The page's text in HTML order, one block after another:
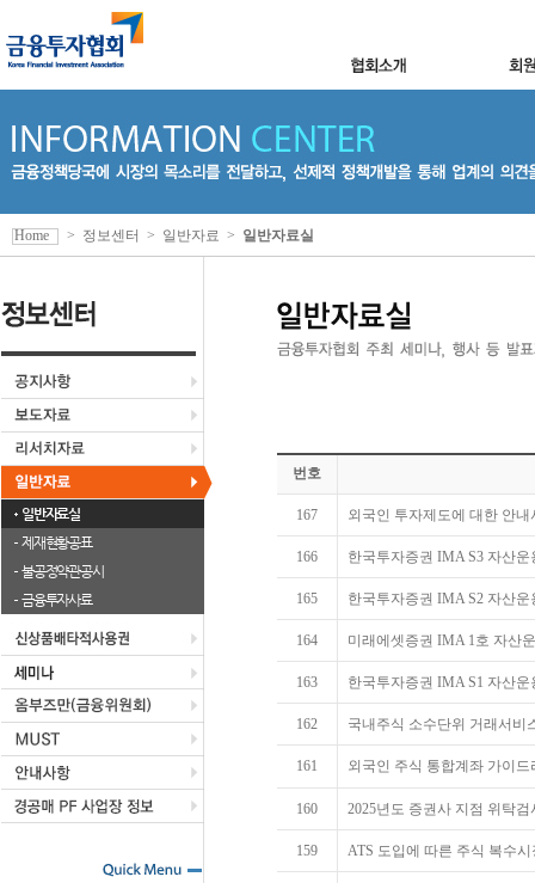
일반자료실
제재현황공표
불공정약관공시
금융투자사료
Home > 정보센터 > 일반자료 > 일반자료실
번호
167 외국인 투자제도에 대한 안내
166 한국투자증권 IMA S3 자산운
165 한국투자증권 IMA S2 자산운
164 미래에셋증권 IMA 1호 자산
163 한국투자증권 IMA S1 자산운
162 국내주식 소수단위 거래서비
161 외국인 주식 통합계좌 가이드
160 2025년도 증권사 지점 위탁
159 ATS 도입에 따른 주식 복수